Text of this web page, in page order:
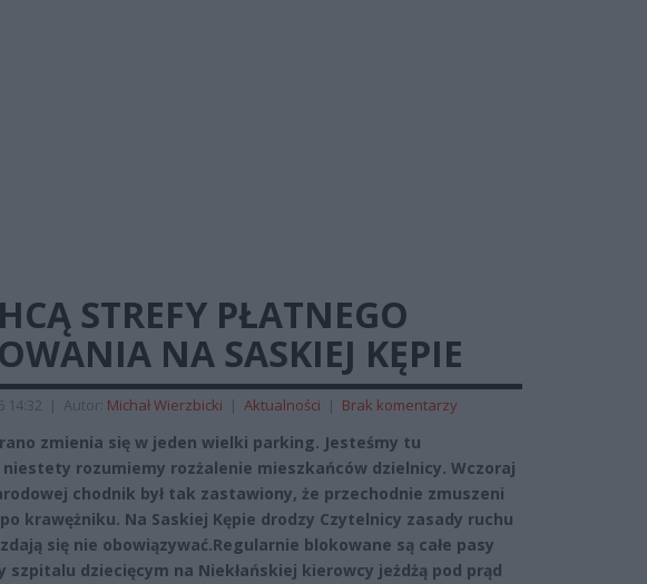
STREFY PŁATNEGO
NA SASKIEJ KĘPIE
14:32 | Autor: Michał Wierzbicki | Aktualności | Brak komentarzy
zmienia się w jeden wielki parking. Jesteśmy tu
rozumiemy rozżalenie mieszkańców dzielnicy. Wczoraj
chodnik był tak zastawiony, że przechodnie zmuszeni
krawężniku. Na Saskiej Kępie drodzy Czytelnicy zasady ruchu
się nie obowiązywać.Regularnie blokowane są całe pasy
szpitalu dziecięcym na Niekłańskiej kierowcy jeżdżą pod prąd